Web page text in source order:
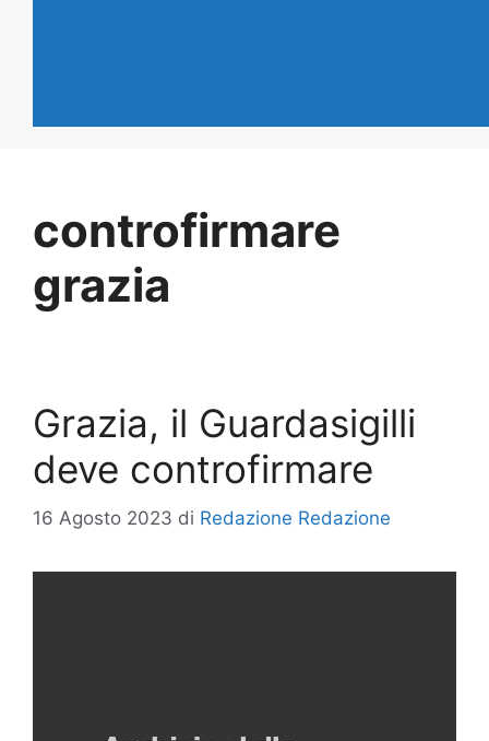
controfirmare
grazia
Grazia, il Guardasigilli
deve controfirmare
16 Agosto 2023 di Redazione Redazione